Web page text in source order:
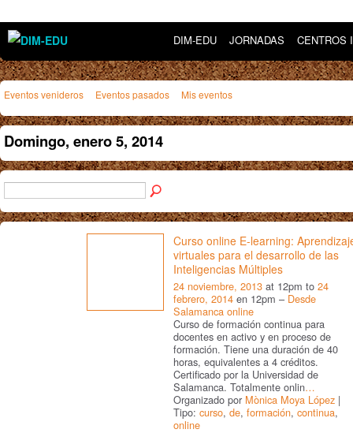
DIM-EDU JORNADAS CENTROS
Eventos venideros Eventos pasados Mis eventos
Domingo, enero 5, 2014
Curso online E-learning:
virtuales para el desarrollo de las
Inteligencias Múltiples
24 noviembre, 2013 at 12pm to 24
febrero, 2014 en 12pm – Desde
Salamanca online
Curso de formación continua para
docentes en activo y en proceso de
formación. Tiene una duración de 40
horas, equivalentes a 4 créditos.
Certificado por la Universidad de
Salamanca. Totalmente onlin…
Organizado por Mònica Moya López |
Tipo: curso, de, formación, continua,
online